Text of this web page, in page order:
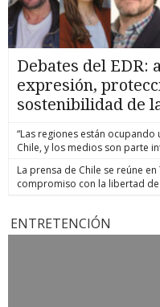
Debates del EDR:
expresión,
sostenibilidad de
“Las regiones están
Chile, y los medios son parte
La prensa de Chile se reúne
compromiso con la libertad
ENTRETENCIÓN